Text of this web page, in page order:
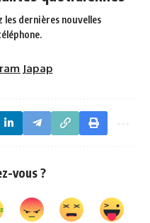
les dernières nouvelles
Japap
vous ?